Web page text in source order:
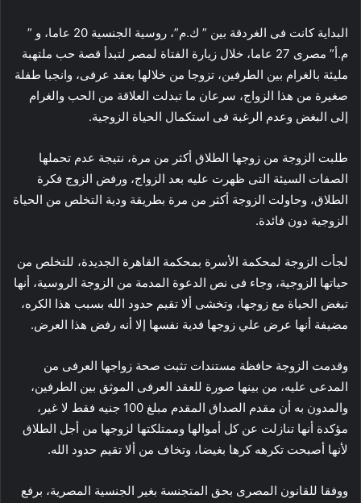
البداية كانت فى الغردقة بين ” ك.م”، روسية الجنسية 20 عاما، و ”
م.أ” مصرى 27 عاما، خلال زيارة الفتاة لمصر لتبدأ قصة حب ملتهبة
مليئة بالغرام بين الطرفين، تزوجا من خلالها بعقد عرفى، وانجبا طفلة
صغيرة من هذا الزواج، سرعان ما تبدلت العلاقة من الحب والغرام
إلى البغض وعدم الرغبة فى استكمال الحياة الزوجية.
طلبت الزوجة من زوجها الطلاق أكثر من مرة، نتيجة عدم تحملها
الصفات السيئة التى ظهرت عليه بعد الزواج، ورفض الزوج فكرة
الطلاق، وحاولت الزوجة أكثر من مرة بطريقة ودية التخلص من الحياة
الزوجية دون فائدة.
لجأت الزوجة لمحكمة الأسرة بمحكمة القاهرة الجديدة، للتخلص من
حياتها الزوجية، وجاء فى نص الدعوة المدمة من الزوجة الروسية، أنها
تبغض الحياة مع زوجها، وتخشى ألا تقيم حدود الله بسبب هذا الكره،
مضيفة أنها عرض علي زوجها فدية نفسها إلا أنه رفض هذا العرض.
وقدمت الزوجة حافظة مستندات تثبت صحة زواجها العرفى من
المدعى عليه، من بينها صورة للعقد العرفى الموثق بين الطرفين،
والمدون به أن مقدم الصداق المقدم مبلغ 100 جنيه فقط لا غير،
مؤكدة أنها تنازلت عن كل أموالها وممتلكتها لزوجها من أجل الطلاق
لأنها أصبحت تكرهه كرها بغيضا، وتخاف من ألا تقيم حدود الله.
ووفقا للقانون المصرى بحق المتجنسة بغير الجنسية المصرية، برفع